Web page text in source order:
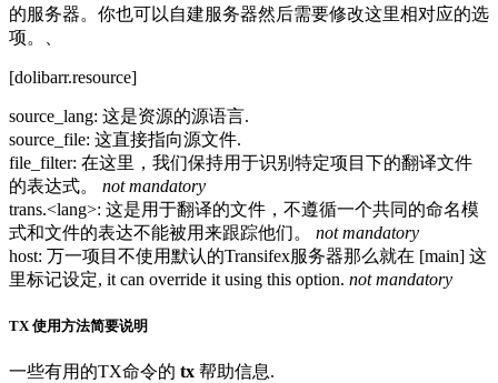
的服务器。你也可以自建服务器然后需要修改这里相对应的选
项。、
[dolibarr.resource]
source_lang: 这是资源的源语言.
source_file: 这直接指向源文件.
file_filter: 在这里，我们保持用于识别特定项目下的翻译文件
的表达式。 not mandatory
trans.<lang>: 这是用于翻译的文件，不遵循一个共同的命名模
式和文件的表达不能被用来跟踪他们。 not mandatory
host: 万一项目不使用默认的Transifex服务器那么就在 [main] 这
里标记设定, it can override it using this option. not mandatory
TX 使用方法简要说明
一些有用的TX命令的 tx 帮助信息.